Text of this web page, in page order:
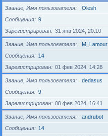
Звание, Имя пользователя
Olesh
Сообщения
9
Зарегистрирован
31 янв 2024, 20:10
Звание, Имя пользователя
M_Lamour
Сообщения
14
Зарегистрирован
01 фев 2024, 14:28
Звание, Имя пользователя
dedasus
Сообщения
9
Зарегистрирован
08 фев 2024, 16:41
Звание, Имя пользователя
andrubot
Сообщения
14